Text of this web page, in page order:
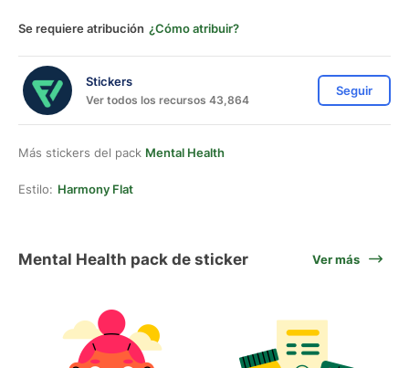
Se requiere atribución ¿Cómo atribuir?
Stickers
Ver todos los recursos 43,864
Seguir
Más stickers del pack Mental Health
Estilo: Harmony Flat
Mental Health pack de sticker Ver más